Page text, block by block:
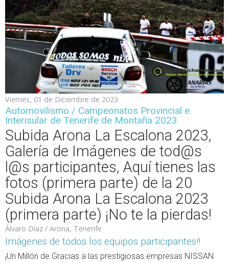
Viernes, 01 de Diciembre de 2023
Automovilismo / Campeonatos Provincial e
Interisular de Tenerife de Montaña 2023
Subida Arona La Escalona 2023,
Galería de Imágenes de tod@s
l@s participantes, Aquí tienes las
fotos (primera parte) de la 20
Subida Arona La Escalona 2023
(primera parte) ¡No te la pierdas!
Álvaro Díaz / Arona, Tenerife
Imágenes de todos los equipos participantes!!
¡Un Millón de Gracias a las prestigiosas empresas NISSAN